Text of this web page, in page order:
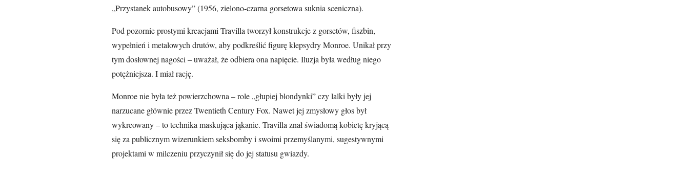
„Przystanek autobusowy” (1956, zielono-czarna gorsetowa suknia sceniczna).
Pod pozornie prostymi kreacjami Travilla tworzył konstrukcje z gorsetów, fiszbin,
wypełnień i metalowych drutów, aby podkreślić figurę klepsydry Monroe. Unikał przy
tym dosłownej nagości – uważał, że odbiera ona napięcie. Iluzja była według niego
potężniejsza. I miał rację.
Monroe nie była też powierzchowna – role „głupiej blondynki” czy lalki były jej
narzucane głównie przez Twentieth Century Fox. Nawet jej zmysłowy głos był
wykreowany – to technika maskująca jąkanie. Travilla znał świadomą kobietę kryjącą
się za publicznym wizerunkiem seksbomby i swoimi przemyślanymi, sugestywnymi
projektami w milczeniu przyczynił się do jej statusu gwiazdy.